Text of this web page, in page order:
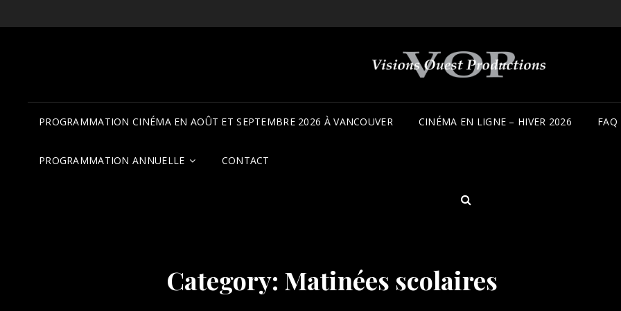
PROGRAMMATION CINÉMA EN AOÛT ET SEPTEMBRE 2026 À VANCOUVER CINÉMA EN LIGNE – HIVER 2026 FAQ
PROGRAMMATION ANNUELLE CONTACT
SEARCH
Category: Matinées scolaires